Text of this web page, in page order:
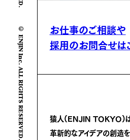
© ENJIN Inc. ALL RIGHTS RESERVED.
お仕事のご相談や
採用のお問合せは
猿人(ENJIN TOKYO)は
革新的なアイデアの創造を